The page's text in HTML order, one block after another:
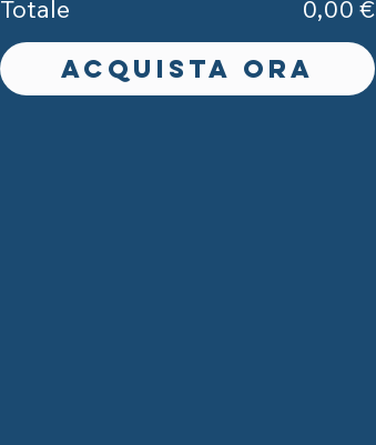
Totale
0,00 €
Acquista ora